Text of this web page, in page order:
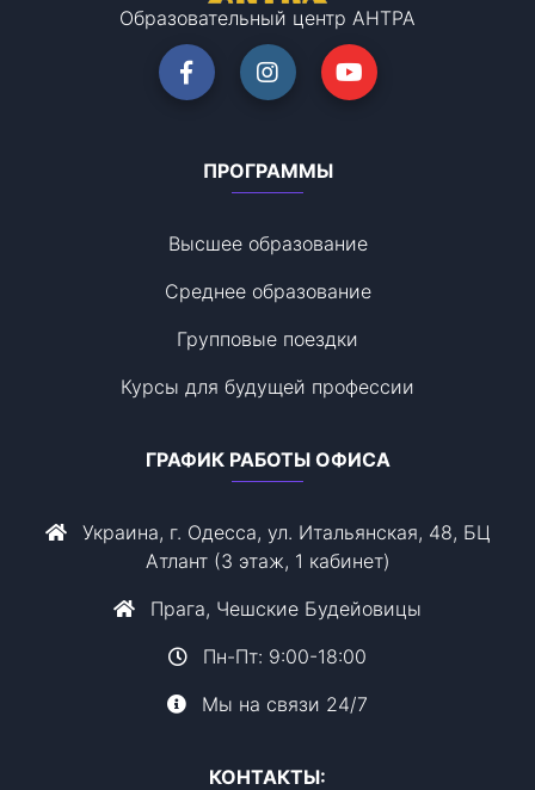
Образовательный центр АНТРА
ПРОГРАММЫ
Высшее образование
Среднее образование
Групповые поездки
Курсы для будущей профессии
ГРАФИК РАБОТЫ ОФИСА
Украина, г. Одесса, ул. Итальянская, 48, БЦ
Атлант (3 этаж, 1 кабинет)
Прага, Чешские Будейовицы
Пн-Пт: 9:00-18:00
Мы на связи 24/7
КОНТАКТЫ: